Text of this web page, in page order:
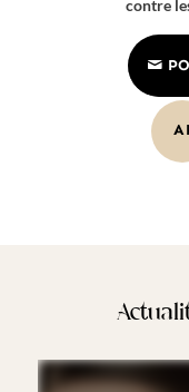
contre